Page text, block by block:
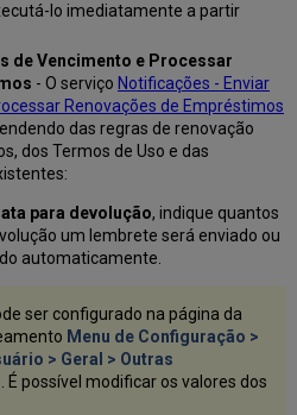
lo imediatamente a partir
de Vencimento e Processar
- O serviço Notificações - Enviar
Renovações de Empréstimos
das regras de renovação
dos Termos de Uso e das
para devolução, indique quantos
um lembrete será enviado ou
automaticamente.
ser configurado na página da
Menu de Configuração >
> Geral > Outras
. É possível modificar os valores dos